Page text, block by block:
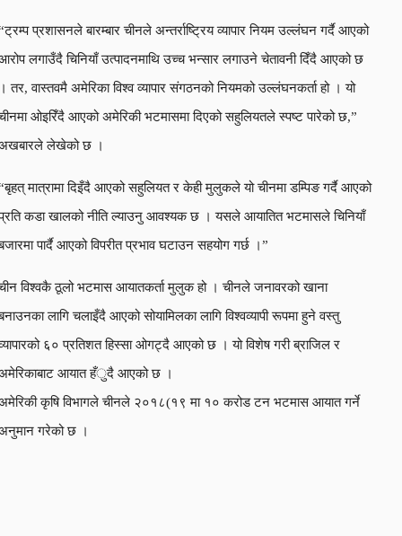
प्रशासनले बारम्बार चीनले अन्तर्राष्ट्रिय व्यापार नियम उल्लंघन गर्दै आएको
लगाउँदै चिनियाँ उत्पादनमाथि उच्च भन्सार लगाउने चेतावनी दिँदै आएको छ
तर, वास्तवमै अमेरिका विश्व व्यापार संगठनको नियमको उल्लंघनकर्ता हो । यो
ओइरिँदै आएको अमेरिकी भटमासमा दिएको सहुलियतले स्पष्ट पारेको छ,”
लेखेको छ ।
मात्रामा दिइँदै आएको सहुलियत र केही मुलुकले यो चीनमा डम्पिङ गर्दै आएको
कडा खालको नीति ल्याउनु आवश्यक छ । यसले आयातित भटमासले चिनियाँ
पार्दै आएको विपरीत प्रभाव घटाउन सहयोग गर्छ ।”
विश्वकै ठूलो भटमास आयातकर्ता मुलुक हो । चीनले जनावरको खाना
लागि चलाइँदै आएको सोयामिलका लागि विश्वव्यापी रूपमा हुने वस्तु
६० प्रतिशत हिस्सा ओगट्दै आएको छ । यो विशेष गरी ब्राजिल र
आयात हँुदै आएको छ ।
कृषि विभागले चीनले २०१८(१९ मा १० करोड टन भटमास आयात गर्ने
गरेको छ ।